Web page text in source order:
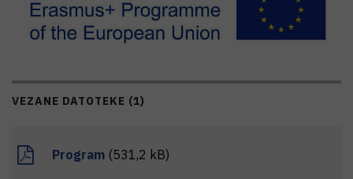
VEZANE DATOTEKE (1)
Program (531,2 kB)